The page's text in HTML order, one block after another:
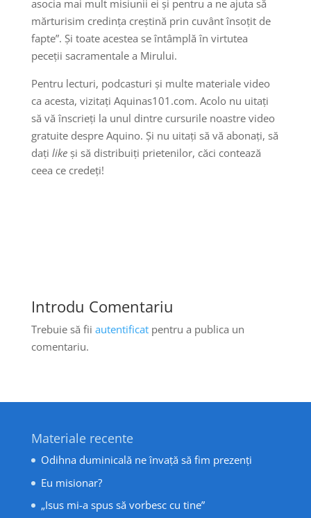
asocia mai mult misiunii ei și pentru a ne ajuta să
mărturisim credința creștină prin cuvânt însoțit de
fapte”. Și toate acestea se întâmplă în virtutea
peceții sacramentale a Mirului.
Pentru lecturi, podcasturi și multe materiale video
ca acesta, vizitați Aquinas101.com. Acolo nu uitați
să vă înscrieți la unul dintre cursurile noastre video
gratuite despre Aquino. Și nu uitați să vă abonați, să
dați likeși să distribuiți prietenilor, căci contează
ceea ce credeți!
Introdu Comentariu
Trebuie să fii autentificatpentru a publica un
comentariu.
Materiale recente
Odihna duminicală ne învață să fim prezenți
Eu misionar?
„Isus mi-a spus să vorbesc cu tine”